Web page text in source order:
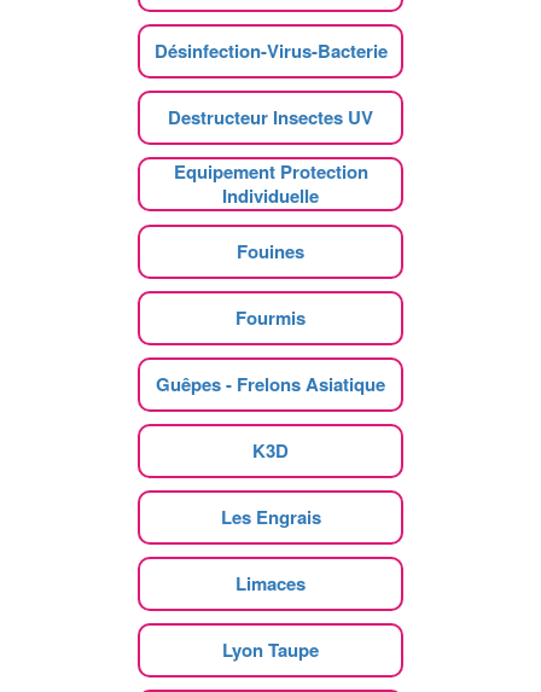
Désinfection-Virus-Bacterie
Destructeur Insectes UV
Equipement Protection
Individuelle
Fouines
Fourmis
Guêpes - Frelons Asiatique
K3D
Les Engrais
Limaces
Lyon Taupe